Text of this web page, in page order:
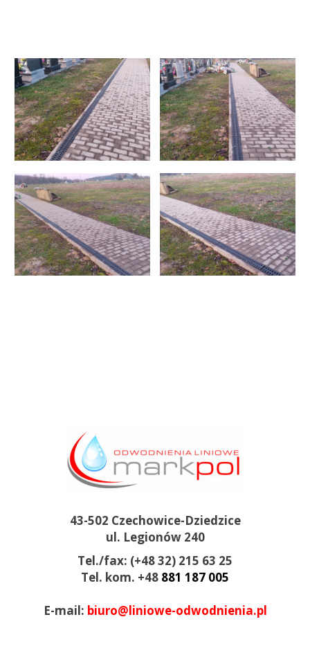
43-502 Czechowice-Dziedzice
ul. Legionów 240
Tel./fax: (+48 32) 215 63 25
Tel. kom. +48 881 187 005
E-mail: biuro@liniowe-odwodnienia.pl